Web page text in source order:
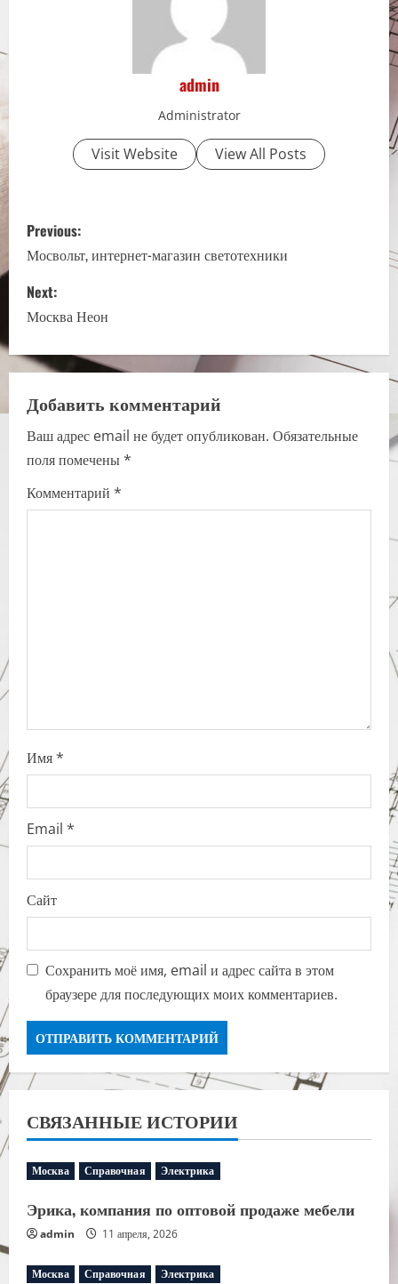
admin
Administrator
Visit Website View All Posts
P
o
s
t
n
a
v
i
g
Previous:
Мосвольт, интернет-магазин светотехники
Next:
Москва Неон
Добавить комментарий
Ваш адрес email не будет опубликован. Обязательные
поля помечены*
Комментарий *
Имя*
Email *
Сайт
Сохранить моё имя, email и адрес сайта в этом
браузере для последующих моих комментариев.
СВЯЗАННЫЕ ИСТОРИИ
Москва Справочная Электрика
Эрика, компания по оптовой продаже мебели
admin 11 апреля, 2026
Москва Справочная Электрика